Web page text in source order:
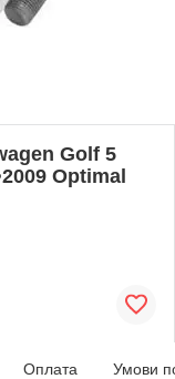
Golf 5
Optimal
Оплата Умови